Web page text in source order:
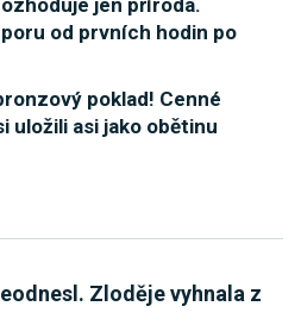
od prvních hodin po
poklad! Cenné
uložili asi jako obětinu
Zloděje vyhnala z